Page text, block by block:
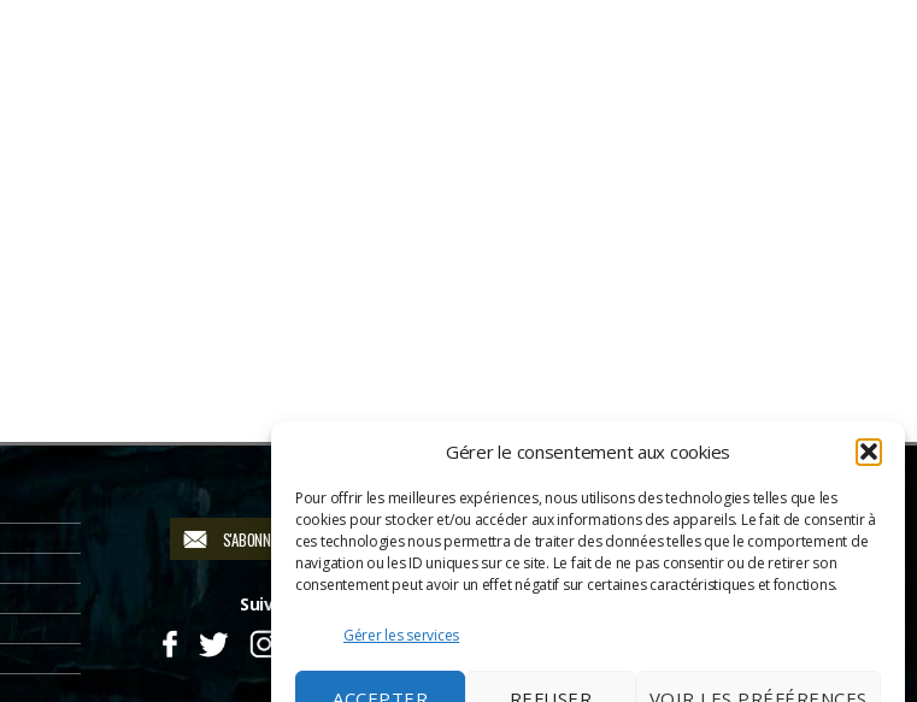
Gérer le consentement aux cookies
Pour offrir les meilleures expériences, nous utilisons des technologies telles que les
cookies pour stocker et/ou accéder aux informations des appareils. Le fait de consentir à
ces technologies nous permettra de traiter des données telles que le comportement de
navigation ou les ID uniques sur ce site. Le fait de ne pas consentir ou de retirer son
consentement peut avoir un effet négatif sur certaines caractéristiques et fonctions.
Gérer les services
S'ABONNER À LA NEWSLETTER
Suivez-nous